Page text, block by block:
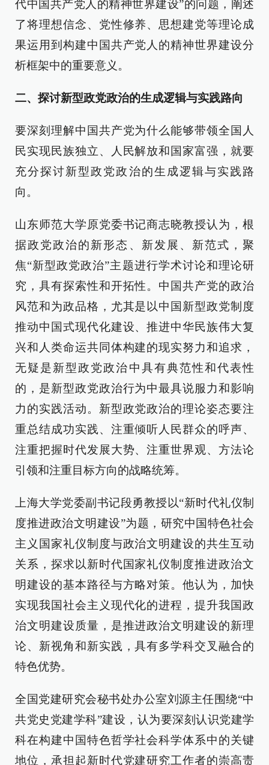
代中国共产党人的精神世界建设”的问题，阐述
了将理想信念、党性修养、思想建党等理论成
果运用到构建中国共产党人的精神世界建设分
析框架中的重要意义。
二、探讨新型政党政治的生成逻辑与实践路向
要深刻理解中国共产党为什么能够带领全国人
民实现民族独立、人民解放和国家富强，就要
充分探讨新型政党政治的生成逻辑与实践路
向。
山东师范大学原党委书记商志晓教授认为，根
据政党政治的新形态、新发展、新范式，聚
焦“新型政党政治”主题进行学术讨论和理论研
究，具有探索性和开拓性。中国共产党的政治
风范和为政品格，尤其是以中国新型政党制度
推动中国式现代化建设、推进中华民族伟大复
兴和人类命运共同体构建的现实努力和追求，
无疑是新型政党政治中具有典范性和代表性
的，是新型政党政治行为中最具说服力和影响
力的实践活动。新型政党政治的理论姿态要注
重总结成功实践、注重倾听人民群众的呼声、
注重把握时代发展大势、注重世界观、方法论
引领和注重目标方向的战略统筹。
上海大学党委副书记段勇教授以“新时代礼仪制
度推进政治文明建设”为题，研究中国特色社会
主义国家礼仪制度与政治文明建设的共生互动
关系，探求以新时代国家礼仪制度推进政治文
明建设的基本路径与方略对策。他认为，加快
实现我国社会主义现代化的进程，提升我国政
治文明建设质量，是推进政治文明建设的新理
论、新视角和新实践，具有多学科交叉融合的
特色优势。
全国党建研究会秘书处办公室刘源主任围绕“中
共党史党建学科”建设，认为要深刻认识党建学
科在构建中国特色哲学社会科学体系中的关键
地位，承担起新时代党建研究工作者的崇高责